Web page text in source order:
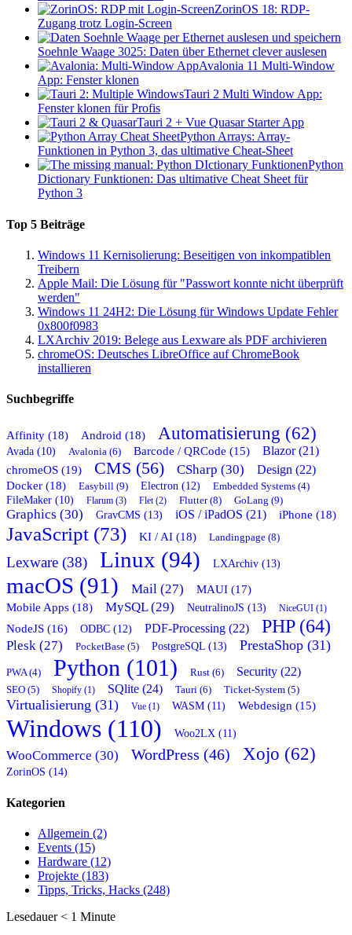
ZorinOS 18: RDP-
Zugang trotz Login-Screen
Soehnle Waage 3025: Daten über Ethernet clever auslesen
Avalonia 11 Multi-Window
App: Fenster klonen
Tauri 2 Multi Window App:
Fenster klonen für Profis
Tauri 2 + Vue Quasar Starter App
Python Arrays: Array-
Funktionen in Python 3, das ultimative Cheat-Sheet
Python
Dictionary Funktionen: Das ultimative Cheat Sheet für
Python 3
Top 5 Beiträge
Windows 11 Kernisolierung: Beseitigen von inkompatiblen
Treibern
Apple Mail: Die Lösung für "Passwort konnte nicht überprüft
werden"
Windows 11 24H2: Die Lösung für Windows Update Fehler
0x800f0983
LXArchiv 2019: Belege aus Lexware als PDF archivieren
chromeOS: Deutsches LibreOffice auf ChromeBook
installieren
Suchbegriffe
Affinity (18) Android (18) Automatisierung (62)
Avada (10) Avalonia (6) Barcode / QRCode (15)
Blazor (21)
chromeOS (19)
CMS (56) CSharp (30) Design (22)
Docker (18) Easybill (9) Electron (12) Embedded Systems (4)
FileMaker (10) Flarum (3) Flet (2) Flutter (8) GoLang (9)
Graphics (30) GravCMS (13) iOS / iPadOS (21) iPhone (18)
JavaScript (73) KI / AI (18) Landingpage (8)
Lexware (38) Linux (94) LXArchiv (13)
macOS (91) Mail (27)
MAUI (17)
Mobile Apps (18)
MySQL (29) NeutralinoJS (13) NiceGUI (1)
NodeJS (16) ODBC (12) PDF-Processing (22) PHP (64)
Plesk (27) PocketBase (5) PostgreSQL (13) PrestaShop (31)
PWA (4) Python (101) Rust (6) Security (22)
SEO (5) Shopify (1) SQlite (24) Tauri (6) Ticket-System (5)
Virtualisierung (31) Vue (1) WASM (11) Webdesign (15)
Windows (110) Woo2LX (11)
WooCommerce (30) WordPress (46) Xojo (62)
ZorinOS (14)
Kategorien
Allgemein (2)
Events (15)
Hardware (12)
Projekte (183)
Tipps, Tricks, Hacks (248)
Lesedauer < 1 Minute